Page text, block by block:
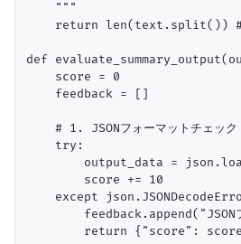
    """
return len(text.split()) #
def
    score = 0
    feedback = []
    # 1. JSONフォーマットチェック
    try:
output_data =
        score += 10
except
feedback.append("JSONフ
return {"score":